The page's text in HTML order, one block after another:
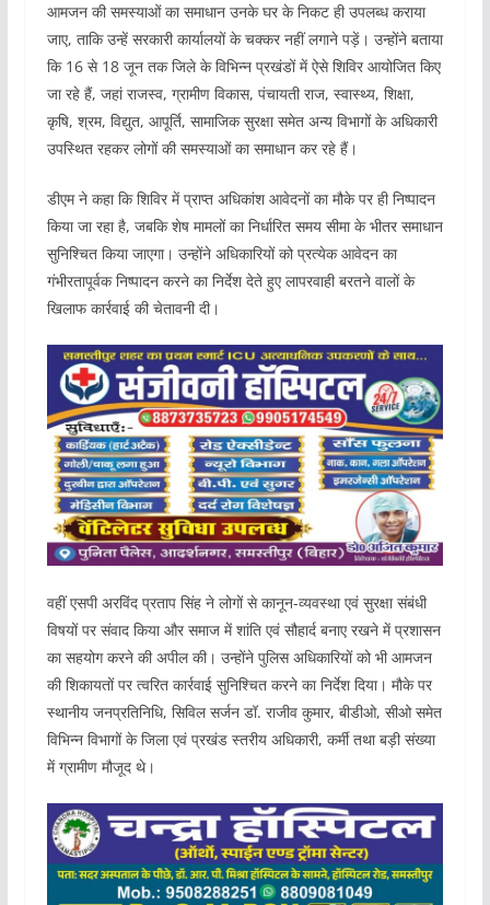
आमजन की समस्याओं का समाधान उनके घर के निकट ही उपलब्ध कराया
जाए, ताकि उन्हें सरकारी कार्यालयों के चक्कर नहीं लगाने पड़ें। उन्होंने बताया
कि 16 से 18 जून तक जिले के विभिन्न प्रखंडों में ऐसे शिविर आयोजित किए
जा रहे हैं, जहां राजस्व, ग्रामीण विकास, पंचायती राज, स्वास्थ्य, शिक्षा,
कृषि, श्रम, विद्युत, आपूर्ति, सामाजिक सुरक्षा समेत अन्य विभागों के अधिकारी
उपस्थित रहकर लोगों की समस्याओं का समाधान कर रहे हैं।
डीएम ने कहा कि शिविर में प्राप्त अधिकांश आवेदनों का मौके पर ही निष्पादन
किया जा रहा है, जबकि शेष मामलों का निर्धारित समय सीमा के भीतर समाधान
सुनिश्चित किया जाएगा। उन्होंने अधिकारियों को प्रत्येक आवेदन का
गंभीरतापूर्वक निष्पादन करने का निर्देश देते हुए लापरवाही बरतने वालों के
खिलाफ कार्रवाई की चेतावनी दी।
वहीं एसपी अरविंद प्रताप सिंह ने लोगों से कानून-व्यवस्था एवं सुरक्षा संबंधी
विषयों पर संवाद किया और समाज में शांति एवं सौहार्द बनाए रखने में प्रशासन
का सहयोग करने की अपील की। उन्होंने पुलिस अधिकारियों को भी आमजन
की शिकायतों पर त्वरित कार्रवाई सुनिश्चित करने का निर्देश दिया। मौके पर
स्थानीय जनप्रतिनिधि, सिविल सर्जन डॉ. राजीव कुमार, बीडीओ, सीओ समेत
विभिन्न विभागों के जिला एवं प्रखंड स्तरीय अधिकारी, कर्मी तथा बड़ी संख्या
में ग्रामीण मौजूद थे।